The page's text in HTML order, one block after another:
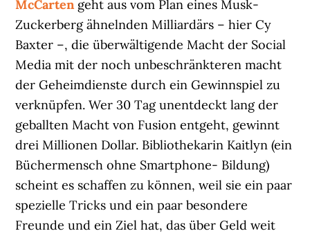
McCarten geht aus vom Plan eines Musk-
Zuckerberg ähnelnden Milliardärs – hier Cy
Baxter –, die überwältigende Macht der Social
Media mit der noch unbeschränkteren macht
der Geheimdienste durch ein Gewinnspiel zu
verknüpfen. Wer 30 Tag unentdeckt lang der
geballten Macht von Fusion entgeht, gewinnt
drei Millionen Dollar. Bibliothekarin Kaitlyn (ein
Büchermensch ohne Smartphone- Bildung)
scheint es schaffen zu können, weil sie ein paar
spezielle Tricks und ein paar besondere
Freunde und ein Ziel hat, das über Geld weit